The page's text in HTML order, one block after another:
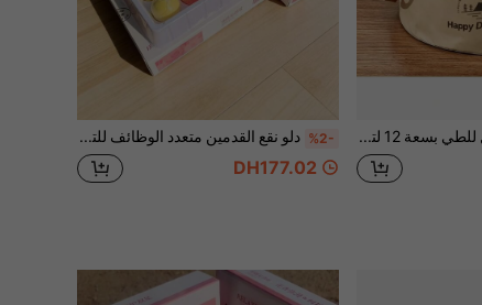
1 قطعة دلو قابل للطي بسعة 12 لتر، حوض حمام قدم محمول متعدد الوظائف، دلو تخزين للسفر في الهواء الطلق، مناسب للتخييم والمشي لمسافات طويلة والصيد والنزهات والسكن الجامعي وحمام القدم المنزلي والتنظيف %2- دلو نقع القدمين متعدد الوظائف للتخزين وحوض نقع القدمين ومبرد المشروبات المثلجة الخارجي المعزول، 1 صندوق يحتوي على 12 كرة نقع القدمين ب- 4 روائح زهرية، مع حقيبة تخزين لحوض نقع القدمين بلون عشوائي
DH177.02